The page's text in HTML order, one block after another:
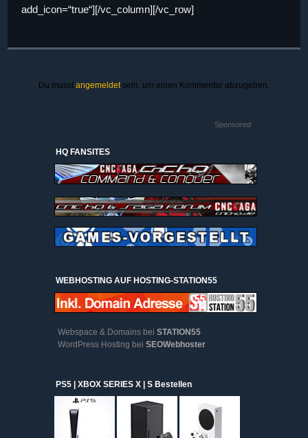
add_icon=“true“][/vc_column][/vc_row]
Du musst angemeldetsein, um einen Kommentar abzugeben.
Sponsored
HQ FANSITES
WEBHOSTING AUF HOSTING-STATION55
Webspace & Domains bei STATION55
WordPress Hosting bei SEOWebhoster
PS5 | XBOX SERIES X | S Bestellen